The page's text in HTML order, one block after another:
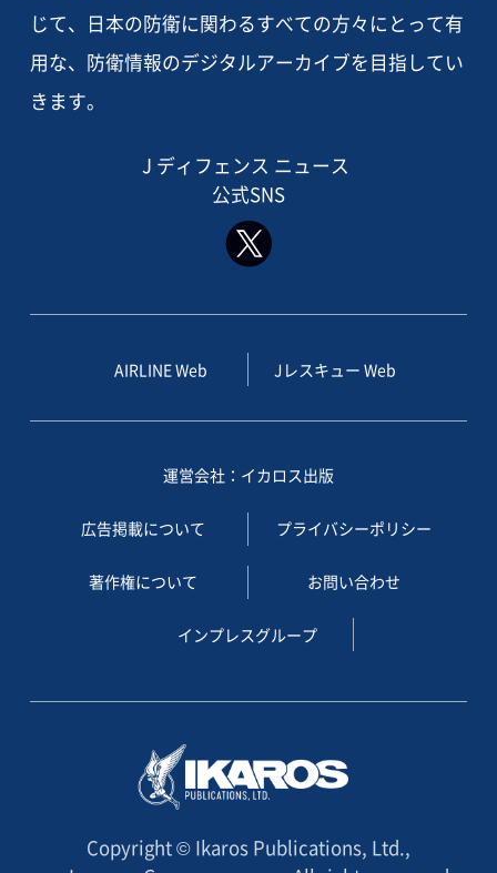
じて、日本の防衛に関わるすべての方々にとって有
用な、防衛情報のデジタルアーカイブを目指してい
きます。
J ディフェンス ニュース
公式SNS
AIRLINE Web Jレスキュー Web
運営会社：イカロス出版
広告掲載について プライバシーポリシー
著作権について お問い合わせ
インプレスグループ
Copyright © Ikaros Publications, Ltd.,